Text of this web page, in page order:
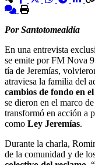
Por Santotomealdía
En una entrevista
se emite por FM Nova
tía de Jeremías,
atraviesa la familia del
cambios de fondo en
se dieron en el marco
transformó en acción a
como Ley Jeremías.
Durante la charla,
de la comunidad y de